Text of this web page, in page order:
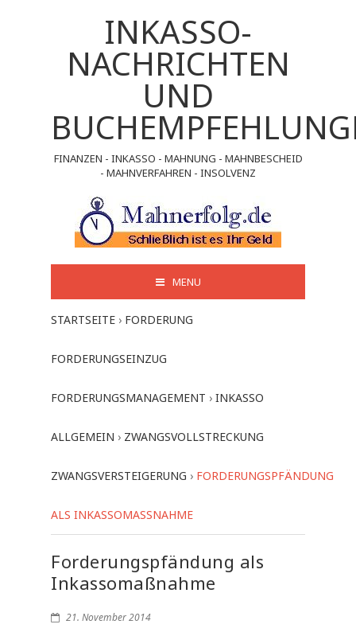
INKASSO-
NACHRICHTEN
UND
FINANZEN - INKASSO - MAHNUNG - MAHNBESCHEID
- MAHNVERFAHREN - INSOLVENZ
MENU
STARTSEITE › FORDERUNG
FORDERUNGSEINZUG
FORDERUNGSMANAGEMENT › INKASSO
ALLGEMEIN › ZWANGSVOLLSTRECKUNG
ZWANGSVERSTEIGERUNG › FORDERUNGSPFÄNDUNG
ALS INKASSOMASSNAHME
Forderungspfändung als
Inkassomaßnahme
21. November 2014